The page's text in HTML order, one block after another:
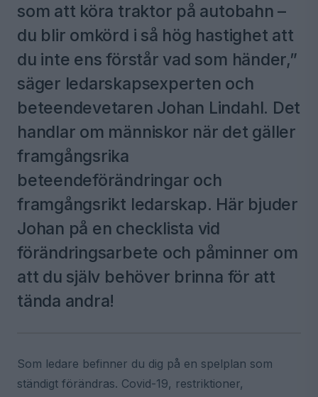
som att köra traktor på autobahn –
du blir omkörd i så hög hastighet att
du inte ens förstår vad som händer,”
säger ledarskapsexperten och
beteendevetaren Johan Lindahl. Det
handlar om människor när det gäller
framgångsrika
beteendeförändringar och
framgångsrikt ledarskap. Här bjuder
Johan på en checklista vid
förändringsarbete och påminner om
att du själv behöver brinna för att
tända andra!
Som ledare befinner du dig på en spelplan som
ständigt förändras. Covid-19, restriktioner,